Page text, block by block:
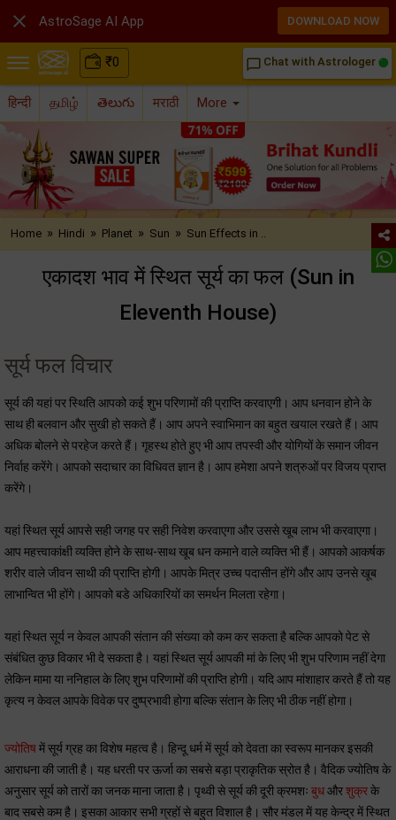
₹0 chat_bubble_outline Chat with Astrologer
हिन्दी தமிழ் తెలుగు मराठी More
Home » Hindi » Planet » Sun » Sun Effects in ..
एकादश भाव में स्थित सूर्य का फल (Sun in
Eleventh House)
सूर्य फल विचार
सूर्य की यहां पर स्थिति आपको कई शुभ परिणामों की प्राप्ति करवाएगी। आप धनवान होने के
साथ ही बलवान और सुखी हो सकते हैं। आप अपने स्वाभिमान का बहुत खयाल रखते हैं। आप
अधिक बोलने से परहेज करते हैं। गृहस्थ होते हुए भी आप तपस्वी और योगियों के समान जीवन
निर्वाह करेंगे। आपको सदाचार का विधिवत ज्ञान है। आप हमेशा अपने शत्रुओं पर विजय प्राप्त
करेंगे।
यहां स्थित सूर्य आपसे सही जगह पर सही निवेश करवाएगा और उससे खूब लाभ भी करवाएगा।
आप महत्त्वाकांक्षी व्यक्ति होने के साथ-साथ खूब धन कमाने वाले व्यक्ति भी हैं। आपको आकर्षक
शरीर वाले जीवन साथी की प्राप्ति होगी। आपके मित्र उच्च पदासीन होंगे और आप उनसे खूब
लाभान्वित भी होंगे। आपको बडे अधिकारियों का समर्थन मिलता रहेगा।
यहां स्थित सूर्य न केवल आपकी संतान की संख्या को कम कर सकता है बल्कि आपको पेट से
संबंधित कुछ विकार भी दे सकता है। यहां स्थित सूर्य आपकी मां के लिए भी शुभ परिणाम नहीं देगा
लेकिन मामा या ननिहाल के लिए शुभ परिणामों की प्राप्ति होगी। यदि आप मांशाहार करते हैं तो यह
कृत्य न केवल आपके विवेक पर दुष्प्रभावी होगा बल्कि संतान के लिए भी ठीक नहीं होगा।
ज्योतिषमें सूर्य ग्रह का विशेष महत्व है। हिन्दू धर्म में सूर्य को देवता का स्वरूप मानकर इसकी
आराधना की जाती है। यह धरती पर ऊर्जा का सबसे बड़ा प्राकृतिक स्रोत है। वैदिक ज्योतिष के
अनुसार सूर्य को तारों का जनक माना जाता है। पृथ्वी से सूर्य की दूरी क्रमशः बुधऔरशुक्रके
बाद सबसे कम है। इसका आकार सभी ग्रहों से बहुत विशाल है। सौर मंडल में यह केन्द्र में स्थित
 AstroSage AI App DOWNLOAD NOW